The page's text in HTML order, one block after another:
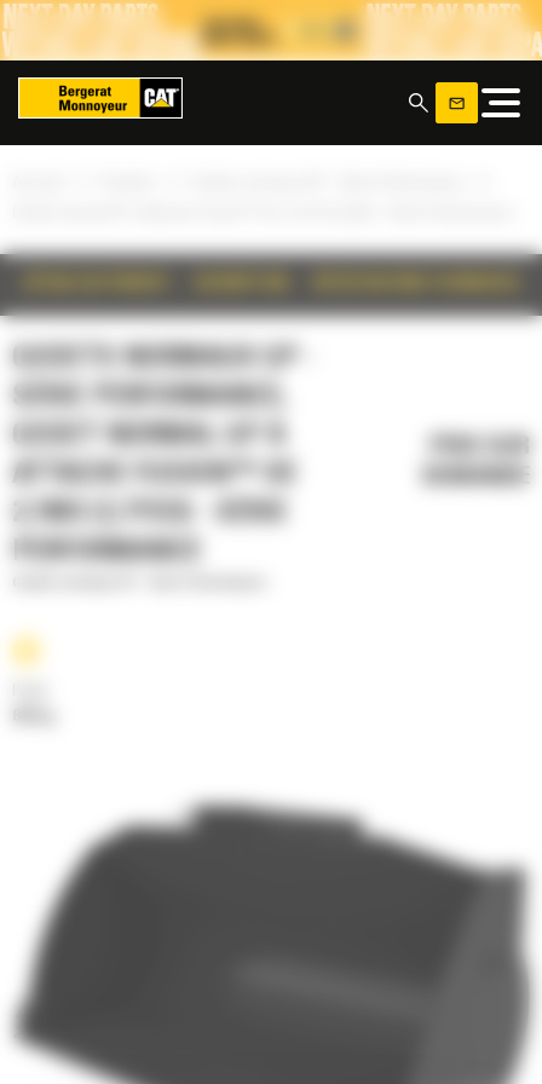
GODETS NORMAUX GP -
SÉRIE PERFORMANCE,
GODET NORMAL GP À
ATTACHE FUSION™ DE
2,1M3 (2,7YD3) - SÉRIE
PERFORMANCE
Panneau de gestion des cookies